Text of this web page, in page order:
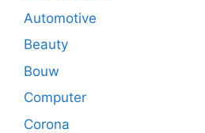
Automotive
Beauty
Bouw
Computer
Corona